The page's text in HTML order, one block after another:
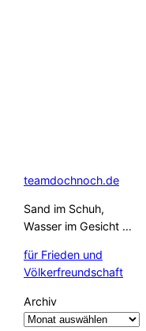
teamdochnoch.de
Sand im Schuh,
Wasser im Gesicht …
für Frieden und
Völkerfreundschaft
Archiv